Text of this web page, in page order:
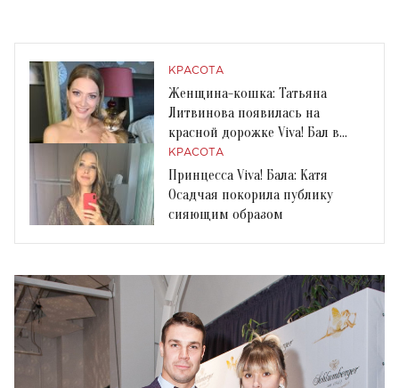
КРАСОТА
Женщина-кошка: Татьяна
Литвинова появилась на
красной дорожке Viva! Бал в
эффектном наряде
КРАСОТА
Принцесса Viva! Бала: Катя
Осадчая покорила публику
сияющим образом